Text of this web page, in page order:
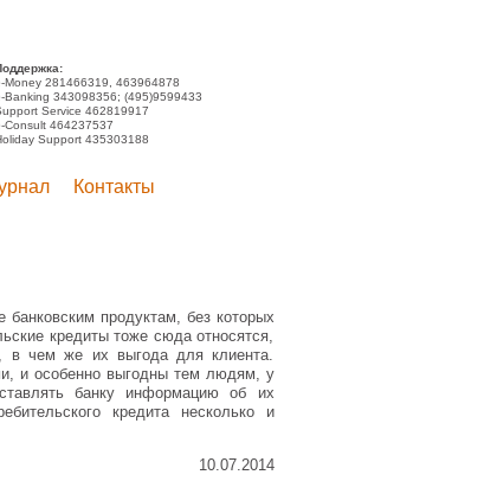
Money 281466319, 463964878
Banking 343098356; (495)9599433
Service 462819917
Consult 464237537
Support 435303188
Контакты
продуктам, без которых
кредиты тоже сюда относятся,
в чем же их выгода для клиента.
и особенно выгодны тем людям, у
банку информацию об их
кредита несколько и
10.07.2014